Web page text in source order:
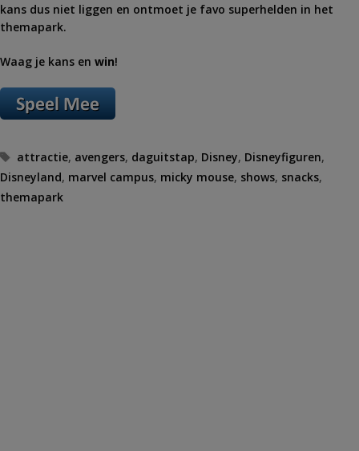
kans dus niet liggen en ontmoet je favo superhelden in het
themapark.
Waag je kans en win!
Tags
attractie, avengers, daguitstap, Disney, Disneyfiguren,
Disneyland, marvel campus, micky mouse, shows, snacks,
themapark